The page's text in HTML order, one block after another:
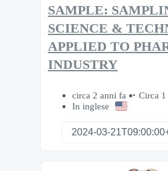
SAMPLE:
SCIENCE &
APPLIED TO
INDUSTRY
circa 2 anni fa
Circa 1
In inglese